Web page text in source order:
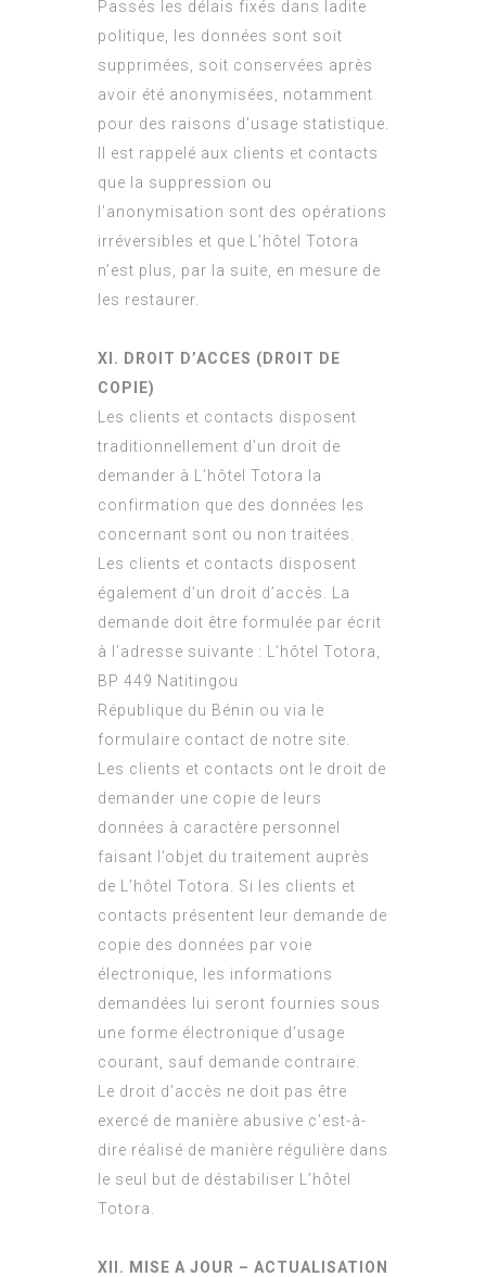
Passés les délais fixés dans ladite
politique, les données sont soit
supprimées, soit conservées après
avoir été anonymisées, notamment
pour des raisons d’usage statistique.
Il est rappelé aux clients et contacts
que la suppression ou
l’anonymisation sont des opérations
irréversibles et que L’hôtel Totora
n’est plus, par la suite, en mesure de
les restaurer.
XI. DROIT D’ACCES (DROIT DE
COPIE)
Les clients et contacts disposent
traditionnellement d’un droit de
demander à L’hôtel Totora la
confirmation que des données les
concernant sont ou non traitées.
Les clients et contacts disposent
également d’un droit d’accès. La
demande doit être formulée par écrit
à l’adresse suivante : L’hôtel Totora,
BP 449 Natitingou
République du Bénin ou via le
formulaire contact de notre site.
Les clients et contacts ont le droit de
demander une copie de leurs
données à caractère personnel
faisant l’objet du traitement auprès
de L’hôtel Totora. Si les clients et
contacts présentent leur demande de
copie des données par voie
électronique, les informations
demandées lui seront fournies sous
une forme électronique d’usage
courant, sauf demande contraire.
Le droit d’accès ne doit pas être
exercé de manière abusive c’est-à-
dire réalisé de manière régulière dans
le seul but de déstabiliser L’hôtel
Totora.
XII. MISE A JOUR – ACTUALISATION